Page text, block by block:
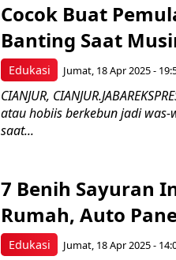
Edukasi
Cocok Buat
Banting Saat
Jumat, 18 Apr 2025 -
CIANJUR,
atau hobiis berkebun jadi
saat...
Edukasi
7 Benih Sayuran
Rumah, Auto
Jumat, 18 Apr 2025 -